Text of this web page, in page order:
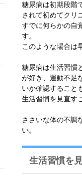
糖尿病は初期段階
されて初めてクリ
すでに何らかの自
す。
このような場合は
糖尿病は生活習慣
が好き、運動不足
いか確認すること
生活習慣を見直す
ささいな体の不調
い。
生活習慣を